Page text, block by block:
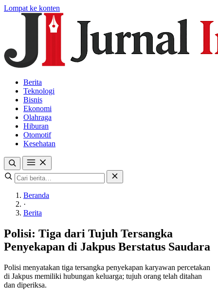
Lompat ke konten
Berita
Teknologi
Bisnis
Ekonomi
Olahraga
Hiburan
Otomotif
Kesehatan
Beranda
·
Berita
Polisi: Tiga dari Tujuh Tersangka
Penyekapan di Jakpus Berstatus Saudara
Polisi menyatakan tiga tersangka penyekapan karyawan percetakan
di Jakpus memiliki hubungan keluarga; tujuh orang telah ditahan
dan diperiksa.